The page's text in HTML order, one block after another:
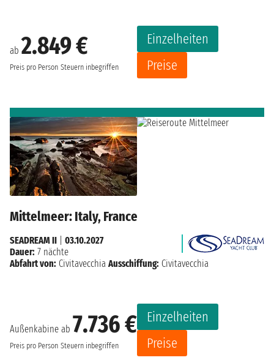
ab 2.849 €
Preis pro Person Steuern inbegriffen
Einzelheiten
Preise
Mittelmeer: Italy, France
Außenkabine ab 7.736 €
Preis pro Person Steuern inbegriffen
Einzelheiten
Preise
SEADREAM II
03.10.2027
Dauer: 7 nächte
Abfahrt von: Civitavecchia Ausschiffung: Civitavecchia